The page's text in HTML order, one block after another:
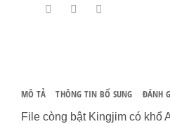
MÔ TẢ THÔNG TIN BỔ SUNG ĐÁNH
File còng bật Kingjim có khổ